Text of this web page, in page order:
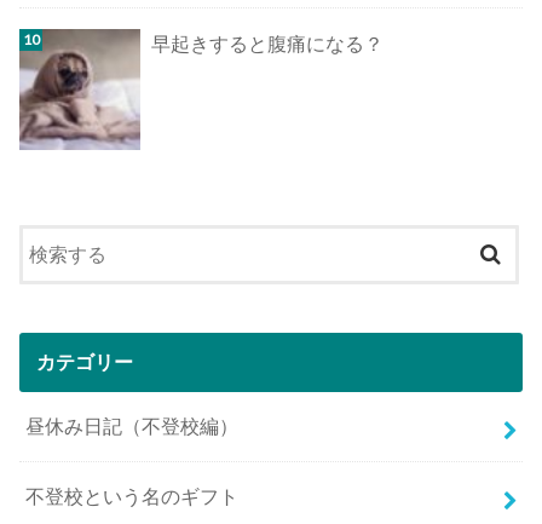
早起きすると腹痛になる？
カテゴリー
昼休み日記（不登校編）
不登校という名のギフト